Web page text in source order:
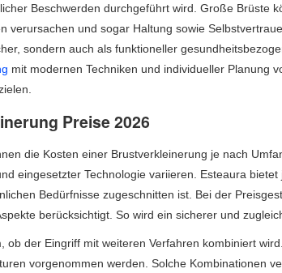
Beschwerden durchgeführt wird. Große Brüste
verursachen und sogar Haltung sowie
sondern auch als funktioneller
mit modernen Techniken und individueller Planung
Preise 2026
die Kosten einer Brustverkleinerung je nach
eingesetzter Technologie variieren. Esteaura
Bedürfnisse zugeschnitten ist. Bei der
berücksichtigt. So wird ein sicherer und
ob der Eingriff mit weiteren Verfahren kombiniert
vorgenommen werden. Solche Kombinationen